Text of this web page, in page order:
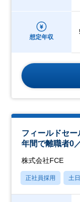
想定年収
フィールドセ
年間で離職者0
株式会社FCE
正社員採用 土